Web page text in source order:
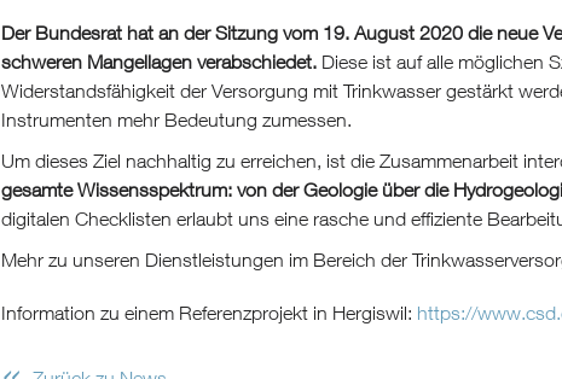
Der Bundesrat hat an der Sitzung vom 19. August 2020 die neue
schweren Mangellagen verabschiedet. Diese ist auf alle möglichen
Widerstandsfähigkeit der Versorgung mit Trinkwasser gestärkt
Instrumenten mehr Bedeutung zumessen.
Um dieses Ziel nachhaltig zu erreichen, ist die Zusammenarbeit
gesamte Wissensspektrum: von der Geologie über die
digitalen Checklisten erlaubt uns eine rasche und effiziente
Mehr zu unseren Dienstleistungen im Bereich der
Information zu einem Referenzprojekt in Hergiswil: https://